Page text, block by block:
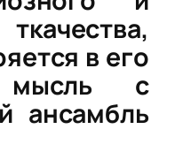
в его
мысль с
ансамбль